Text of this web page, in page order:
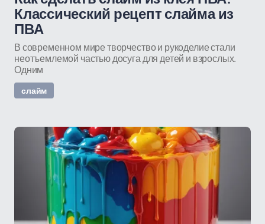
Классический рецепт слайма из
ПВА
В современном мире творчество и рукоделие стали
неотъемлемой частью досуга для детей и взрослых.
Одним
слайм